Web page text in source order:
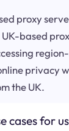
proxy
based
privacy
the UK.
cases for